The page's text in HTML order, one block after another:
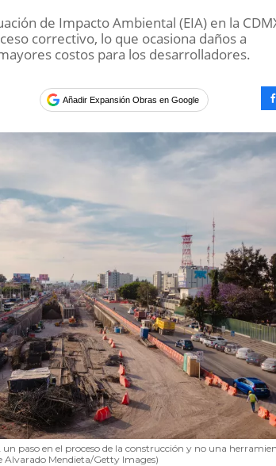
de Impacto Ambiental (EIA) en la
correctivo, lo que ocasiona daños a
costos para los desarrolladores.
Añadir Expansión Obras en Google
paso en el proceso de la construcción y no una
Alvarado Mendieta/Getty Images)